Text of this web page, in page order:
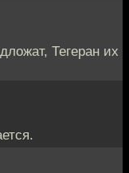
Тегеран их